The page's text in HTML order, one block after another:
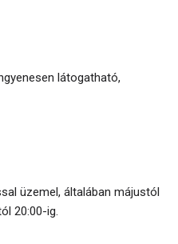
látogatható,
üzemel, általában májustól
20:00-ig.